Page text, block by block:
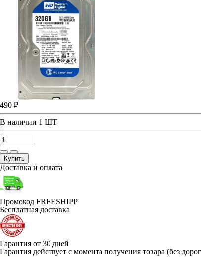
490 ₽
В наличии 1 ШТ
Купить
Доставка и оплата
Промокод FREESHIPP
Бесплатная доставка
Гарантия от 30 дней
Гарантия действует с момента получения товара (без